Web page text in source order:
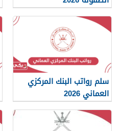
سلم رواتب البنك المركزي
العماني 2026